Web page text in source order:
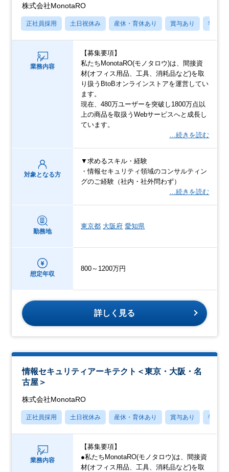
株式会社MonotaRO
正社員採用 土日祝休み 産休・育休あり 賞与あり 学歴不
業務内容
【募集要項】
私たちMonotaRO(モノタロウ)は、間接資
材(オフィス用品、工具、消耗品など)を取
り扱うBtoBオンラインストアを運営してい
ます。
現在、480万ユーザーを突破し1800万点以
上の商品を取扱うWebサービスへと成長し
ています。
…続きを読む
対象となる方
▼求めるスキル・経験
・情報セキュリティ領域のコンサルティン
グのご経験（社内・社外問わず）
…続きを読む
勤務地
東京都 大阪府 愛知県
想定年収
800～1200万円
詳しく見る
情報セキュリティアーキテクト＜東京・大阪・名
古屋＞
株式会社MonotaRO
正社員採用 土日祝休み 産休・育休あり 賞与あり 学歴不
業務内容
【募集要項】
●私たちMonotaRO(モノタロウ)は、間接資
材(オフィス用品、工具、消耗品など)を取